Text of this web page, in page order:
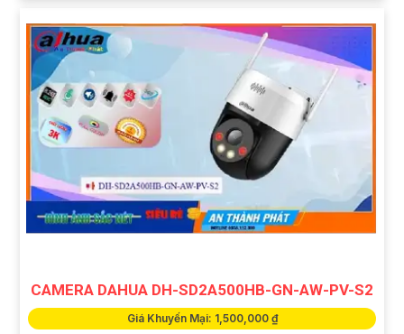
CAMERA DAHUA DH-SD2A500HB-GN-AW-PV-S2
Giá Khuyến Mại: 1,500,000 ₫